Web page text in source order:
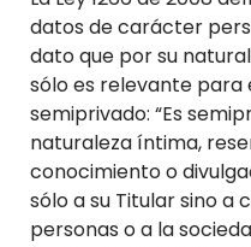
datos de carácter
dato que por su
sólo es relevante para
semiprivado: “Es
naturaleza íntima,
conocimiento o
sólo a su Titular sino
personas o a la